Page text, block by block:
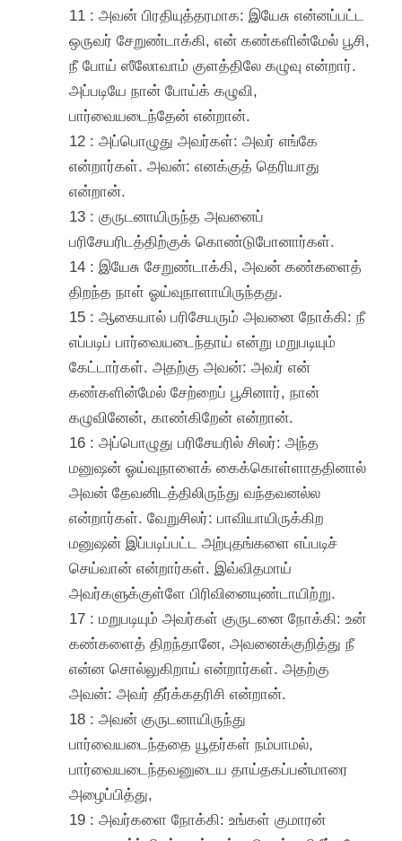
11 : அவன் பிரதியுத்தரமாக: இயேசு என்னப்பட்ட
ஒருவர் சேறுண்டாக்கி, என் கண்களின்மேல் பூசி,
நீ போய் ஸீலோவாம் குளத்திலே கழுவு என்றார்.
அப்படியே நான் போய்க் கழுவி,
பார்வையடைந்தேன் என்றான்.
12 : அப்பொழுது அவர்கள்: அவர் எங்கே
என்றார்கள். அவன்: எனக்குத் தெரியாது
என்றான்.
13 : குருடனாயிருந்த அவனைப்
பரிசேயரிடத்திற்குக் கொண்டுபோனார்கள்.
14 : இயேசு சேறுண்டாக்கி, அவன் கண்களைத்
திறந்த நாள் ஓய்வுநாளாயிருந்தது.
15 : ஆகையால் பரிசேயரும் அவனை நோக்கி: நீ
எப்படிப் பார்வையடைந்தாய் என்று மறுபடியும்
கேட்டார்கள். அதற்கு அவன்: அவர் என்
கண்களின்மேல் சேற்றைப் பூசினார், நான்
கழுவினேன், காண்கிறேன் என்றான்.
16 : அப்பொழுது பரிசேயரில் சிலர்: அந்த
மனுஷன் ஓய்வுநாளைக் கைக்கொள்ளாததினால்
அவன் தேவனிடத்திலிருந்து வந்தவனல்ல
என்றார்கள். வேறுசிலர்: பாவியாயிருக்கிற
மனுஷன் இப்படிப்பட்ட அற்புதங்களை எப்படிச்
செய்வான் என்றார்கள். இவ்விதமாய்
அவர்களுக்குள்ளே பிரிவினையுண்டாயிற்று.
17 : மறுபடியும் அவர்கள் குருடனை நோக்கி: உன்
கண்களைத் திறந்தானே, அவனைக்குறித்து நீ
என்ன சொல்லுகிறாய் என்றார்கள். அதற்கு
அவன்: அவர் தீர்க்கதரிசி என்றான்.
18 : அவன் குருடனாயிருந்து
பார்வையடைந்ததை யூதர்கள் நம்பாமல்,
பார்வையடைந்தவனுடைய தாய்தகப்பன்மாரை
அழைப்பித்து,
19 : அவர்களை நோக்கி: உங்கள் குமாரன்